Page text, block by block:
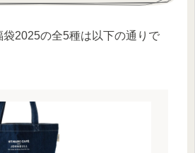
2025の全5種は以下の通りで